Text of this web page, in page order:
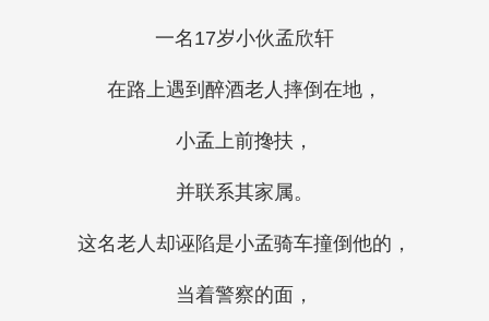
一名17岁小伙孟欣轩
在路上遇到醉酒老人摔倒在地，
小孟上前搀扶，
并联系其家属。
这名老人却诬陷是小孟骑车撞倒他的，
当着警察的面，